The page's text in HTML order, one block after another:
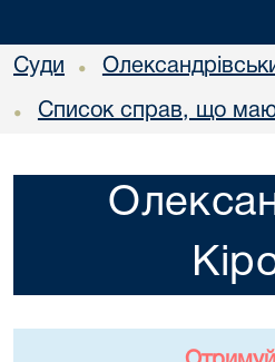
Суди •
• Список справ, що